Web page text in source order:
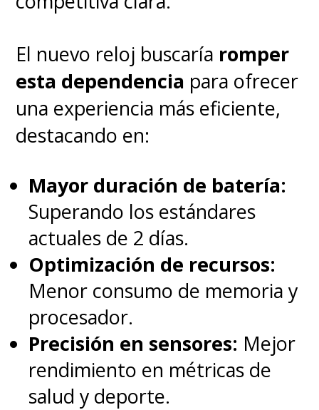
El nuevo reloj buscaría romper
esta dependencia para ofrecer
una experiencia más eficiente,
destacando en:
Mayor duración de batería:
Superando los estándares
actuales de 2 días.
Optimización de recursos:
Menor consumo de memoria y
procesador.
Precisión en sensores: Mejor
rendimiento en métricas de
salud y deporte.